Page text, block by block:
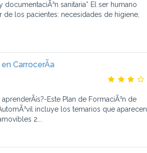
documentaciÃ³n sanitaria* El ser humano
de los pacientes: necesidades de higiene,
CarrocerÃ­a
Este Plan de FormaciÃ³n de
incluye los temarios que aparecen
2...